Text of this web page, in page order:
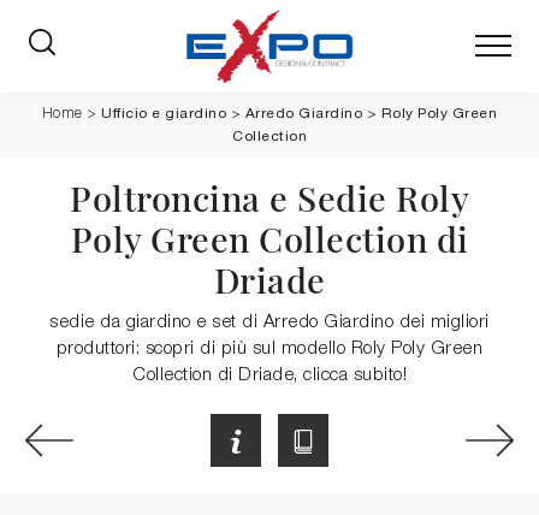
Home >Ufficio e giardino > Arredo Giardino > Roly Poly Green
Collection
Poltroncina e Sedie Roly
Poly Green Collection di
Driade
sedie da giardino e set di Arredo Giardino dei migliori
produttori: scopri di più sul modello Roly Poly Green
Collection di Driade, clicca subito!